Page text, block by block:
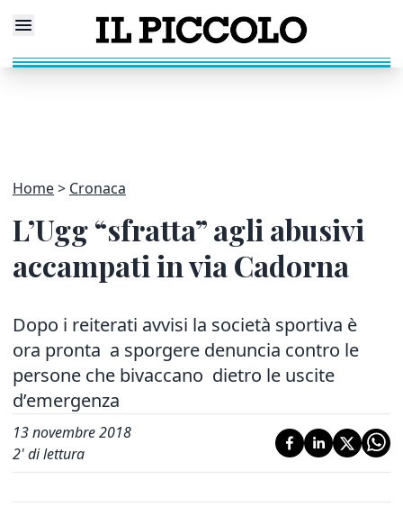
Home Cronaca
L’Ugg “sfratta” agli abusivi
accampati in via Cadorna
Dopo i reiterati avvisi la società sportiva è
ora pronta a sporgere denuncia contro le
persone che bivaccano dietro le uscite
d’emergenza
13 novembre 2018
2' di lettura